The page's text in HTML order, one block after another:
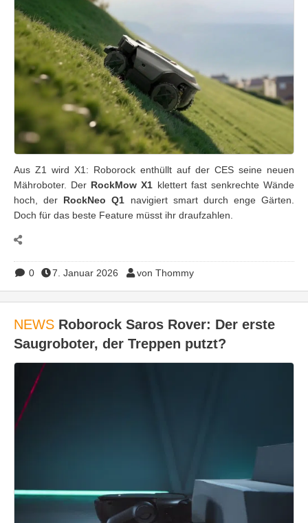
Aus Z1 wird X1: Roborock enthüllt auf der CES seine neuen
Mähroboter. Der RockMow X1 klettert fast senkrechte Wände
hoch, der RockNeo Q1 navigiert smart durch enge Gärten.
Doch für das beste Feature müsst ihr draufzahlen.
0 7. Januar 2026 von Thommy
NEWS Roborock Saros Rover: Der erste
Saugroboter, der Treppen putzt?